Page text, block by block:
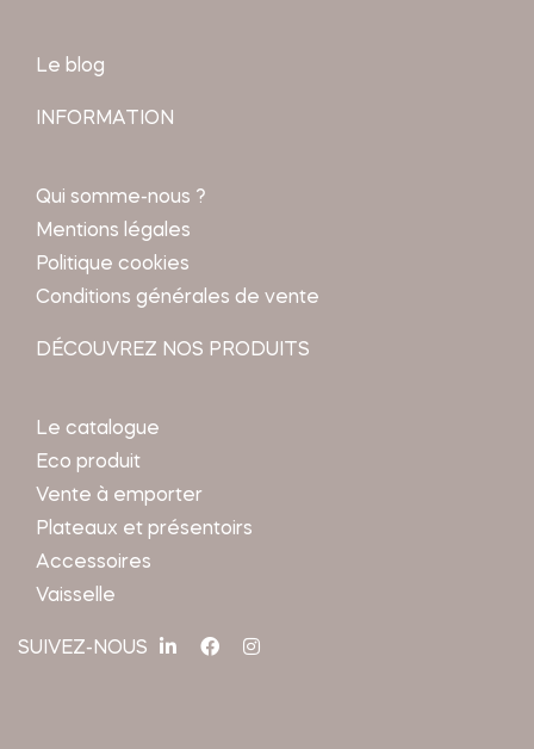
Le blog
INFORMATION
Qui somme-nous ?
Mentions légales
Politique cookies
Conditions générales de vente
DÉCOUVREZ NOS PRODUITS
Le catalogue
Eco produit
Vente à emporter
Plateaux et présentoirs
Accessoires
Vaisselle
SUIVEZ-NOUS